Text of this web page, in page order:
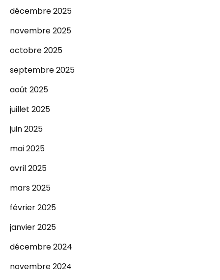
décembre 2025
novembre 2025
octobre 2025
septembre 2025
août 2025
juillet 2025
juin 2025
mai 2025
avril 2025
mars 2025
février 2025
janvier 2025
décembre 2024
novembre 2024